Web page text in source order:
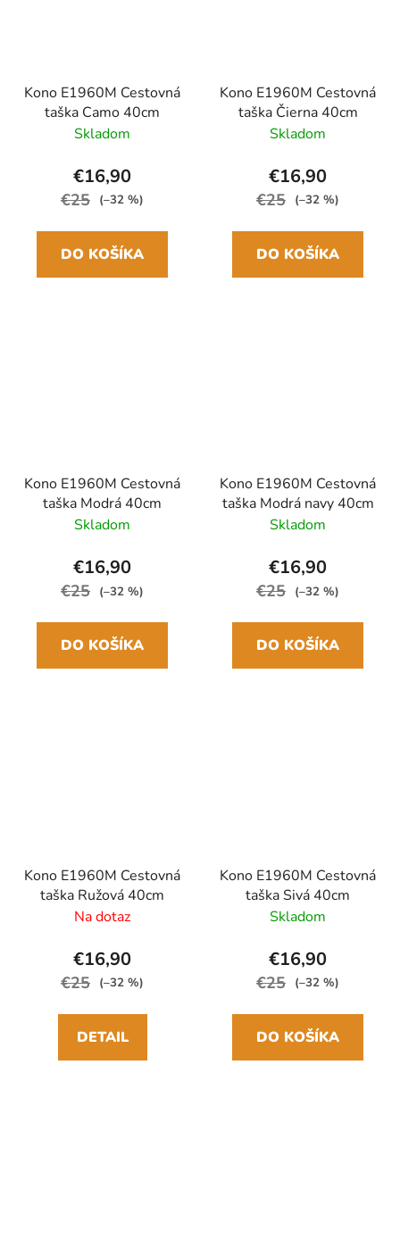
Kono E1960M Cestovná
taška Camo 40cm
Skladom
€16,90
€25 (–32 %)
DO KOŠÍKA
Kono E1960M Cestovná
taška Čierna 40cm
Skladom
€16,90
€25 (–32 %)
DO KOŠÍKA
Kono E1960M Cestovná
taška Modrá 40cm
Skladom
€16,90
€25 (–32 %)
DO KOŠÍKA
Kono E1960M Cestovná
taška Modrá navy 40cm
Skladom
€16,90
€25 (–32 %)
DO KOŠÍKA
Kono E1960M Cestovná
taška Ružová 40cm
Na dotaz
€16,90
€25 (–32 %)
DETAIL
Kono E1960M Cestovná
taška Sivá 40cm
Skladom
€16,90
€25 (–32 %)
DO KOŠÍKA